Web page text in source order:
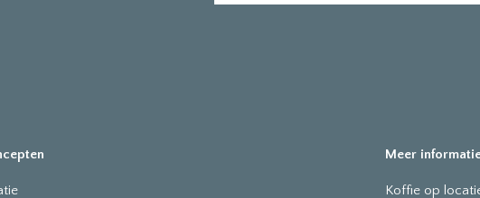
Meer
Koffie op